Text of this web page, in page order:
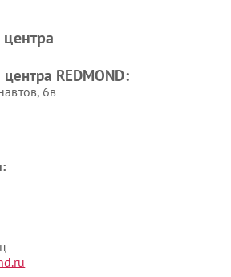
REDMOND:
6в